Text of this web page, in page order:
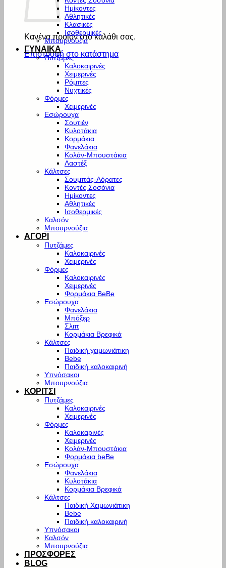
Κανένα προϊόν στο καλάθι σας.
Επιστροφή στο κατάστημα
Ημίκοντες
Αθλητικές
Κλασικές
Ισοθερμικές
Μπουρνούζια
ΓΥΝΑΙΚΑ
Πυτζάμες
Καλοκαιρινές
Χειμερινές
Ρόμπες
Νυχτικές
Φόρμες
Χειμερινές
Εσώρουχα
Σουτιέν
Κυλοτάκια
Κορμάκια
Φανελάκια
Κολάν-Μπουστάκια
Λαστέξ
Κάλτσες
Σουμπάς-Αόρατες
Κοντές Σοσόνια
Ημίκοντες
Αθλητικές
Ισοθερμικές
Καλσόν
Μπουρνούζια
ΑΓΟΡΙ
Πυτζάμες
Καλοκαιρινές
Χειμερινές
Φόρμες
Καλοκαιρινές
Χειμερινές
Φορμάκια BeBe
Εσώρουχα
Φανελάκια
Μπόξερ
Σλιπ
Κορμάκια Βρεφικά
Κάλτσες
Παιδική χειμωνιάτικη
Bebe
Παιδική καλοκαιρινή
Υπνόσακοι
Μπουρνούζια
ΚΟΡΙΤΣΙ
Πυτζάμες
Καλοκαιρινές
Χειμερινές
Φόρμες
Καλοκαρινές
Χειμερινές
Κολάν-Μπουστάκια
Φορμάκια beBe
Εσώρουχα
Φανελάκια
Κυλοτάκια
Κορμάκια Βρεφικά
Κάλτσες
Παιδική Χειμωνιάτικη
Bebe
Παιδική καλοκαιρινή
Υπνόσακοι
Καλσόν
Μπουρνούζια
ΠΡΟΣΦΟΡΕΣ
BLOG